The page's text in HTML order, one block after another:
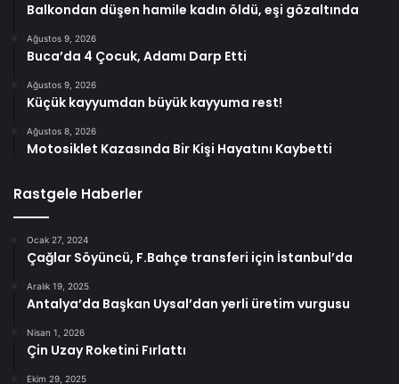
Balkondan düşen hamile kadın öldü, eşi gözaltında
Ağustos 9, 2026
Buca’da 4 Çocuk, Adamı Darp Etti
Ağustos 9, 2026
Küçük kayyumdan büyük kayyuma rest!
Ağustos 8, 2026
Motosiklet Kazasında Bir Kişi Hayatını Kaybetti
Rastgele Haberler
Ocak 27, 2024
Çağlar Söyüncü, F.Bahçe transferi için İstanbul’da
Aralık 19, 2025
Antalya’da Başkan Uysal’dan yerli üretim vurgusu
Nisan 1, 2026
Çin Uzay Roketini Fırlattı
Ekim 29, 2025